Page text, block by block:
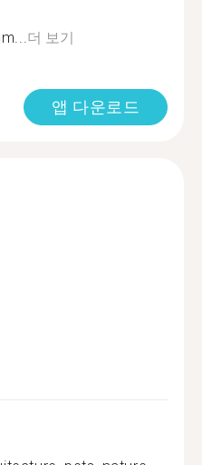
더 보기
앱 다운로드